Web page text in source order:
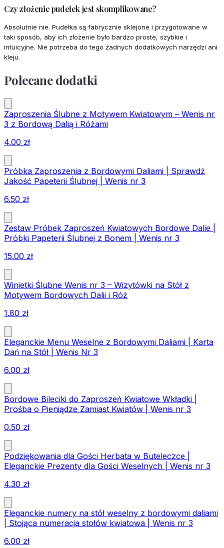
Czy złożenie pudełek jest skomplikowane?
Absolutnie nie. Pudełka są fabrycznie sklejone i przygotowane w
taki sposób, aby ich złożenie było bardzo proste, szybkie i
intuicyjne. Nie potrzeba do tego żadnych dodatkowych narzędzi ani
kleju.
Polecane dodatki
Zaproszenia Ślubne z Motywem Kwiatowym – Wenis nr
3 z Bordową Dalią i Różami
4.00 zł
Próbka Zaproszenia z Bordowymi Daliami | Sprawdź
Jakość Papeterii Ślubnej | Wenis nr 3
6.50 zł
Zestaw Próbek Zaproszeń Kwiatowych Bordowe Dalie |
Próbki Papeterii Ślubnej z Bonem | Wenis nr 3
15.00 zł
Winietki Ślubne Wenis nr 3 – Wizytówki na Stół z
Motywem Bordowych Dalii i Róż
1.80 zł
Eleganckie Menu Weselne z Bordowymi Daliami | Karta
Dań na Stół | Wenis Nr 3
6.00 zł
Bordowe Bileciki do Zaproszeń Kwiatowe Wkładki |
Prośba o Pieniądze Zamiast Kwiatów | Wenis nr 3
0.50 zł
Podziękowania dla Gości Herbata w Buteleczce |
Eleganckie Prezenty dla Gości Weselnych | Wenis nr 3
4.30 zł
Eleganckie numery na stół weselny z bordowymi daliami
| Stojąca numeracja stołów kwiatowa | Wenis nr 3
6.00 zł